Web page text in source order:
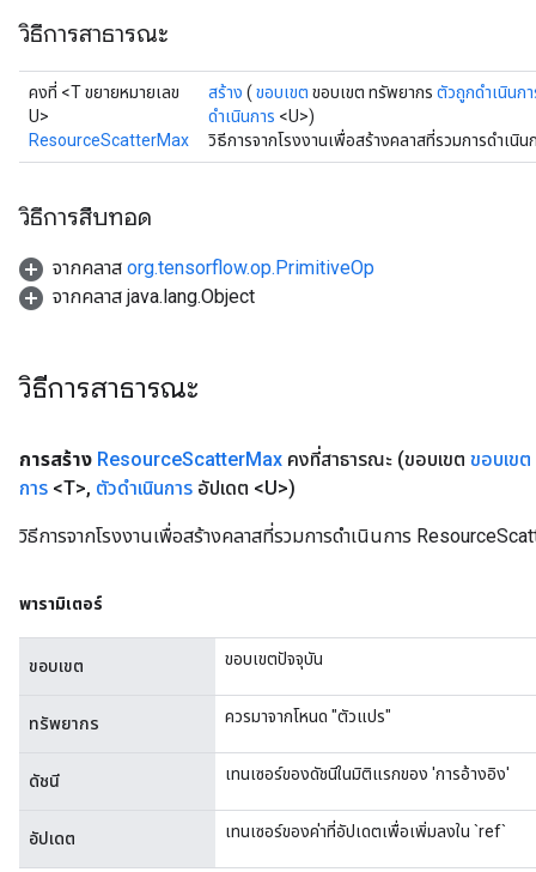
วิธีการสาธารณะ
คงที่ <T ขยายหมายเลข
U>
ResourceScatterMax
สร้าง ( ขอบเขต ขอบเขต ทรัพยากร ตัวถูกดำเนินก
ดำเนินการ <U>)
วิธีการจากโรงงานเพื่อสร้างคลาสที่รวมการดำเนิ
วิธีการสืบทอด
จากคลาส org.tensorflow.op.PrimitiveOp
จากคลาส java.lang.Object
วิธีการสาธารณะ
การสร้าง ResourceScatterMax คงที่สาธารณะ (ขอบเขต ขอบเขต
การ <T>, ตัวดำเนินการ อัปเดต <U>)
วิธีการจากโรงงานเพื่อสร้างคลาสที่รวมการดำเนินการ
พารามิเตอร์
ขอบเขต ขอบเขตปัจจุบัน
ทรัพยากร ควรมาจากโหนด "ตัวแปร"
ดัชนี เทนเซอร์ของดัชนีในมิติแรกของ 'การอ้างอิง'
อัปเดต เทนเซอร์ของค่าที่อัปเดตเพื่อเพิ่มลงใน `ref`